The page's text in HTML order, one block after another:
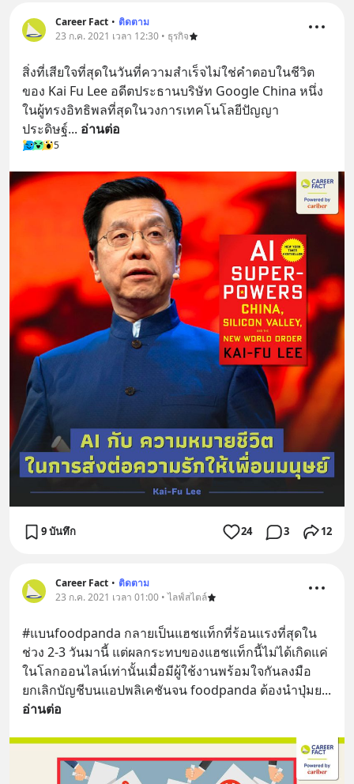
Career Fact • ติดตาม
23 ก.ค. 2021 เวลา 12:30 • ธุรกิจ
สิ่งที่เสียใจที่สุดในวันที่ความสำเร็จไม่ใช่คำตอบในชีวิต
ของ Kai Fu Lee อดีตประธานบริษัท Google China หนึ่ง
ในผู้ทรงอิทธิพลที่สุดในวงการเทคโนโลยีปัญญา
ประดิษฐ์... อ่านต่อ
5
9 บันทึก 24 3 12
Career Fact • ติดตาม
23 ก.ค. 2021 เวลา 01:00 • ไลฟ์สไตล์
#แบนfoodpanda กลายเป็นแฮชแท็กที่ร้อนแรงที่สุดใน
ช่วง 2-3 วันมานี้ แต่ผลกระทบของแฮชแท็กนี้ไม่ได้เกิดแค่
ในโลกออนไลน์เท่านั้นเมื่อมีผู้ใช้งานพร้อมใจกันลงมือ
ยกเลิกบัญชีบนแอปพลิเคชันจน foodpanda ต้องนำปุ่มย
อ่านต่อ